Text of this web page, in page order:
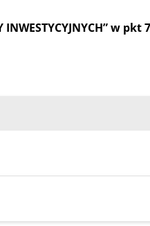
INWESTYCYJNYCH” w